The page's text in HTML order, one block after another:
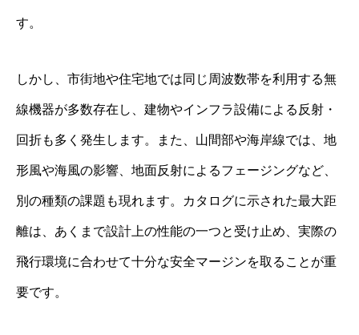
す。
しかし、市街地や住宅地では同じ周波数帯を利用する無
線機器が多数存在し、建物やインフラ設備による反射・
回折も多く発生します。また、山間部や海岸線では、地
形風や海風の影響、地面反射によるフェージングなど、
別の種類の課題も現れます。カタログに示された最大距
離は、あくまで設計上の性能の一つと受け止め、実際の
飛行環境に合わせて十分な安全マージンを取ることが重
要です。